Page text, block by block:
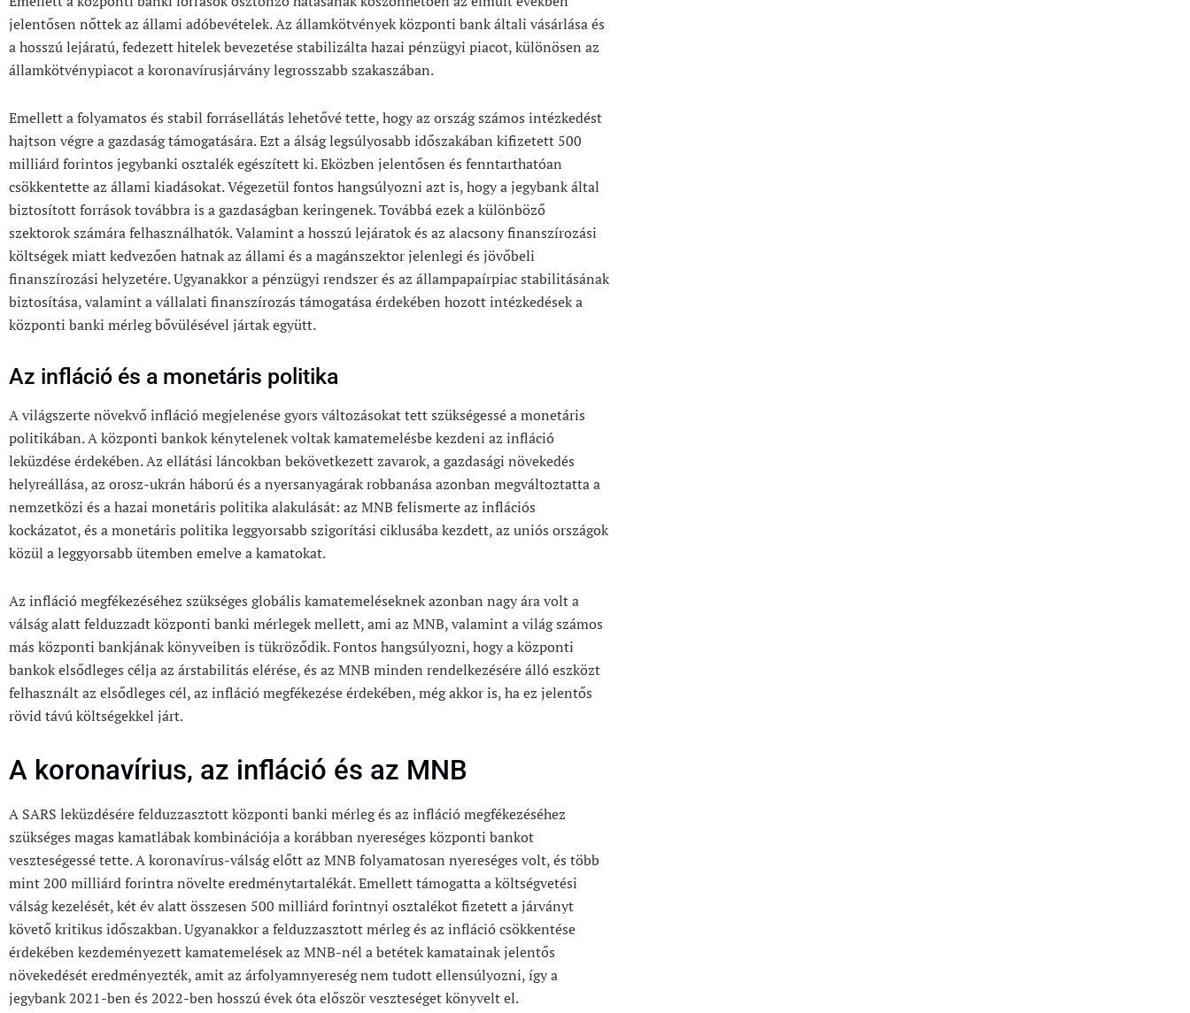
jelentősen nőttek az állami adóbevételek. Az államkötvények központi bank általi vásárlása és
a hosszú lejáratú, fedezett hitelek bevezetése stabilizálta hazai pénzügyi piacot, különösen az
államkötvénypiacot a koronavírusjárvány legrosszabb szakaszában.
Emellett a folyamatos és stabil forrásellátás lehetővé tette, hogy az ország számos intézkedést
hajtson végre a gazdaság támogatására. Ezt a álság legsúlyosabb időszakában kifizetett 500
milliárd forintos jegybanki osztalék egészített ki. Eközben jelentősen és fenntarthatóan
csökkentette az állami kiadásokat. Végezetül fontos hangsúlyozni azt is, hogy a jegybank által
biztosított források továbbra is a gazdaságban keringenek. Továbbá ezek a különböző
szektorok számára felhasználhatók. Valamint a hosszú lejáratok és az alacsony finanszírozási
költségek miatt kedvezően hatnak az állami és a magánszektor jelenlegi és jövőbeli
finanszírozási helyzetére. Ugyanakkor a pénzügyi rendszer és az állampapaírpiac stabilitásának
biztosítása, valamint a vállalati finanszírozás támogatása érdekében hozott intézkedések a
központi banki mérleg bővülésével jártak együtt.
Az infláció és a monetáris politika
A világszerte növekvő infláció megjelenése gyors változásokat tett szükségessé a monetáris
politikában. A központi bankok kénytelenek voltak kamatemelésbe kezdeni az infláció
leküzdése érdekében. Az ellátási láncokban bekövetkezett zavarok, a gazdasági növekedés
helyreállása, az orosz-ukrán háború és a nyersanyagárak robbanása azonban megváltoztatta a
nemzetközi és a hazai monetáris politika alakulását: az MNB felismerte az inflációs
kockázatot, és a monetáris politika leggyorsabb szigorítási ciklusába kezdett, az uniós országok
közül a leggyorsabb ütemben emelve a kamatokat.
Az infláció megfékezéséhez szükséges globális kamatemeléseknek azonban nagy ára volt a
válság alatt felduzzadt központi banki mérlegek mellett, ami az MNB, valamint a világ számos
más központi bankjának könyveiben is tükröződik. Fontos hangsúlyozni, hogy a központi
bankok elsődleges célja az árstabilitás elérése, és az MNB minden rendelkezésére álló eszközt
felhasznált az elsődleges cél, az infláció megfékezése érdekében, még akkor is, ha ez jelentős
rövid távú költségekkel járt.
A koronavírius, az infláció és az MNB
A SARS leküzdésére felduzzasztott központi banki mérleg és az infláció megfékezéséhez
szükséges magas kamatlábak kombinációja a korábban nyereséges központi bankot
veszteségessé tette. A koronavírus-válság előtt az MNB folyamatosan nyereséges volt, és több
mint 200 milliárd forintra növelte eredménytartalékát. Emellett támogatta a költségvetési
válság kezelését, két év alatt összesen 500 milliárd forintnyi osztalékot fizetett a járványt
követő kritikus időszakban. Ugyanakkor a felduzzasztott mérleg és az infláció csökkentése
érdekében kezdeményezett kamatemelések az MNB-nél a betétek kamatainak jelentős
növekedését eredményezték, amit az árfolyamnyereség nem tudott ellensúlyozni, így a
jegybank 2021-ben és 2022-ben hosszú évek óta először veszteséget könyvelt el.